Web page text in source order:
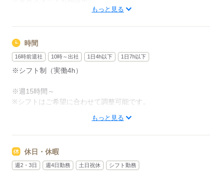
※試用期間（初回2ヵ月契約）もっと見る
時間
16時前退社 10時～出社 1日4h以下 1日7h以下
※シフト制（実働4h）
※週15時間～
※シフトはご希望に合わせて調整可能です。
09：00～18：00
【遅番】
もっと見る
休日・休暇
週2・3日 週4日勤務 土日祝休 シフト勤務